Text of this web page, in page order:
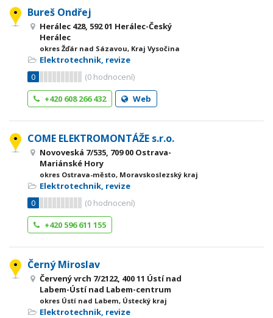
Bureš Ondřej
Herálec 428, 592 01 Herálec-Český
Herálec
okres Žďár nad Sázavou, Kraj Vysočina
Elektrotechnik, revize
0
(0 hodnocení)
+420 608 266 432
Web
COME ELEKTROMONTÁŽE s.r.o.
Novoveská 7/535, 709 00 Ostrava-
Mariánské Hory
okres Ostrava-město, Moravskoslezský kraj
Elektrotechnik, revize
0
(0 hodnocení)
+420 596 611 155
Černý Miroslav
Červený vrch 7/2122, 400 11 Ústí nad
Labem-Ústí nad Labem-centrum
okres Ústí nad Labem, Ústecký kraj
Elektrotechnik, revize